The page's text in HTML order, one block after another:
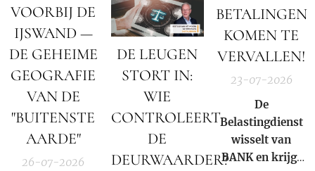
VOORBIJ DE
IJSWAND —
DE GEHEIME
GEOGRAFIE
VAN DE
"BUITENSTE
AARDE"
26-07-2026
samenzwering in
woord en beeld
van de Rooms-
binnen onze
huidige
samenleving.
DE LEUGEN
STORT IN:
WIE
CONTROLEERT
DE
DEURWAARDER?
BETALINGEN
KOMEN TE
VERVALLEN!
23-07-2026
De
Belastingdienst
wisselt van
BANK en krijgt